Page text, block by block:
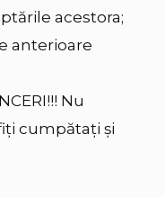
acestora;
anterioare
Nu
cumpătați și